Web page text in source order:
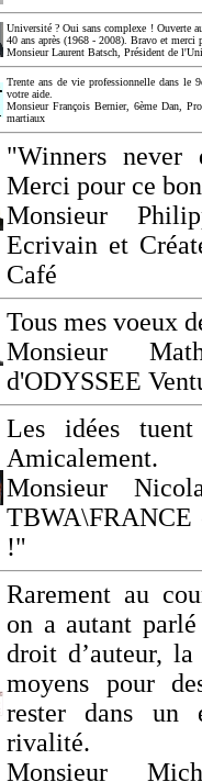
Université ? Oui sans complexe ! Ouverte
40 ans après (1968 - 2008). Bravo et merci
Monsieur Laurent Batsch, Président de
Trente ans de vie professionnelle dans le
votre aide.
Monsieur François Bernier, 6ème Dan,
martiaux
"Winners
Merci pour ce
Monsieur
Ecrivain et
Café
Tous mes voeux
Monsieur
d'ODYSSEE
Les idées
Amicalement.
Monsieur
TBWA\FRANCE
!"
Rarement au
on a autant
droit d’auteur,
moyens pour
rester dans un
rivalité.
Monsieur